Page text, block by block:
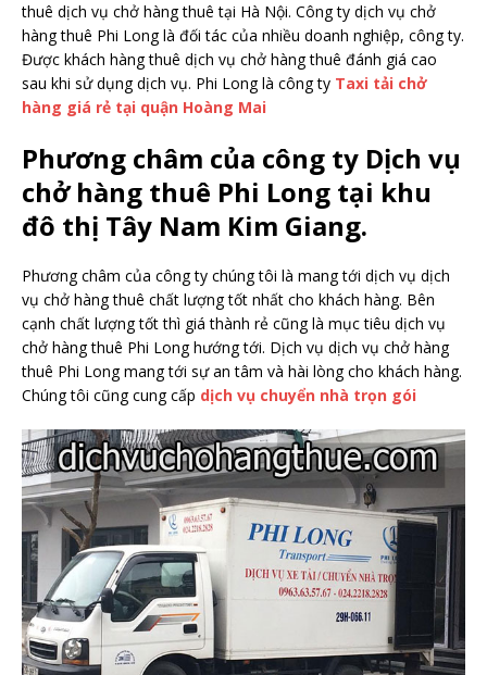
thuê dịch vụ chở hàng thuê tại Hà Nội. Công ty dịch vụ chở
hàng thuê Phi Long là đối tác của nhiều doanh nghiệp, công ty.
Được khách hàng thuê dịch vụ chở hàng thuê đánh giá cao
sau khi sử dụng dịch vụ. Phi Long là công ty Taxi tải chở
hàng giá rẻ tại quận Hoàng Mai
Phương châm của công ty Dịch vụ
chở hàng thuê Phi Long tại khu
đô thị Tây Nam Kim Giang.
Phương châm của công ty chúng tôi là mang tới dịch vụ dịch
vụ chở hàng thuê chất lượng tốt nhất cho khách hàng. Bên
cạnh chất lượng tốt thì giá thành rẻ cũng là mục tiêu dịch vụ
chở hàng thuê Phi Long hướng tới. Dịch vụ dịch vụ chở hàng
thuê Phi Long mang tới sự an tâm và hài lòng cho khách hàng.
Chúng tôi cũng cung cấp dịch vụ chuyển nhà trọn gói